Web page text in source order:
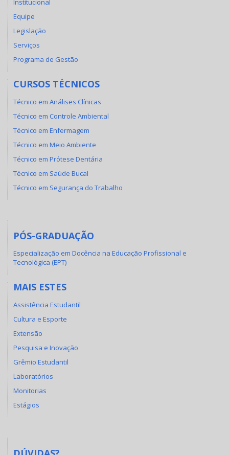
Institucional
Equipe
Legislação
Serviços
Programa de Gestão
CURSOS TÉCNICOS
Técnico em Análises Clínicas
Técnico em Controle Ambiental
Técnico em Enfermagem
Técnico em Meio Ambiente
Técnico em Prótese Dentária
Técnico em Saúde Bucal
Técnico em Segurança do Trabalho
PÓS-GRADUAÇÃO
Especialização em Docência na Educação Profissional e
Tecnológica (EPT)
MAIS ESTES
Assistência Estudantil
Cultura e Esporte
Extensão
Pesquisa e Inovação
Grêmio Estudantil
Laboratórios
Monitorias
Estágios